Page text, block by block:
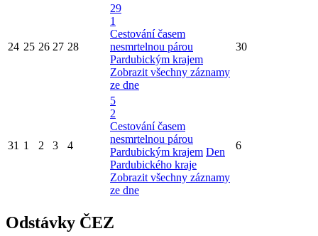
24 25 26 27 28
29
1
Cestování časem
nesmrtelnou párou
Pardubickým krajem
Zobrazit všechny záznamy
ze dne
30
31 1 2 3 4
5
2
Cestování časem
nesmrtelnou párou
Pardubickým krajem Den
Pardubického kraje
Zobrazit všechny záznamy
ze dne
6
Odstávky ČEZ